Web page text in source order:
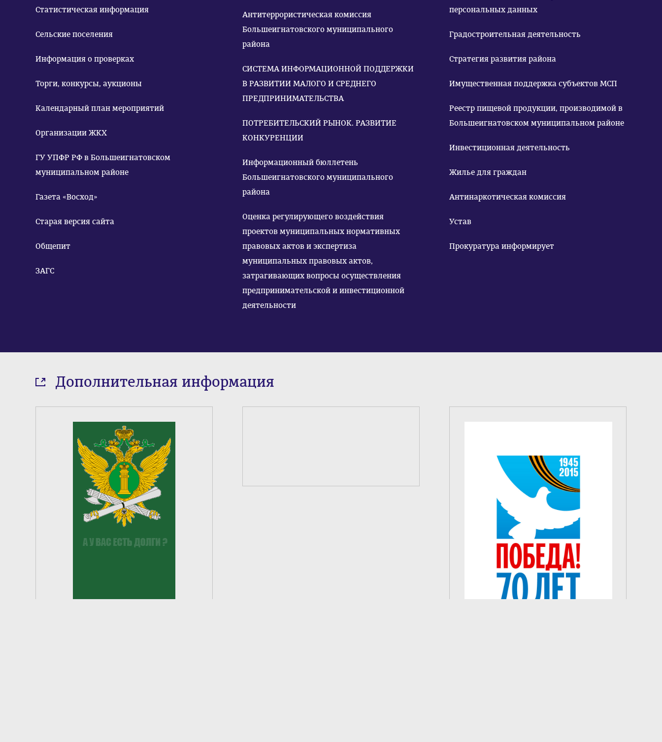
Статистическая информация
Сельские поселения
Информация о проверках
Торги, конкурсы, аукционы
Календарный план мероприятий
Организации ЖКХ
ГУ УПФР РФ в Большеигнатовском
муниципальном районе
Газета «Восход»
Старая версия сайта
Общепит
ЗАГС
Антитеррористическая комиссия
Большеигнатовского муниципального
района
СИСТЕМА ИНФОРМАЦИОННОЙ ПОДДЕРЖКИ
В РАЗВИТИИ МАЛОГО И СРЕДНЕГО
ПРЕДПРИНИМАТЕЛЬСТВА
ПОТРЕБИТЕЛЬСКИЙ РЫНОК. РАЗВИТИЕ
КОНКУРЕНЦИИ
Информационный бюллетень
Большеигнатовского муниципального
района
Оценка регулирующего воздействия
проектов муниципальных нормативных
правовых актов и экспертиза
муниципальных правовых актов,
затрагивающих вопросы осуществления
предпринимательской и инвестиционной
деятельности
персональных данных
Градостроительная деятельность
Стратегия развития района
Имущественная поддержка субъектов МСП
Реестр пищевой продукции, производимой в
Большеигнатовском муниципальном районе
Инвестиционная деятельность
Жилье для граждан
Антинаркотическая комиссия
Устав
Прокуратура информирует
Дополнительная информация